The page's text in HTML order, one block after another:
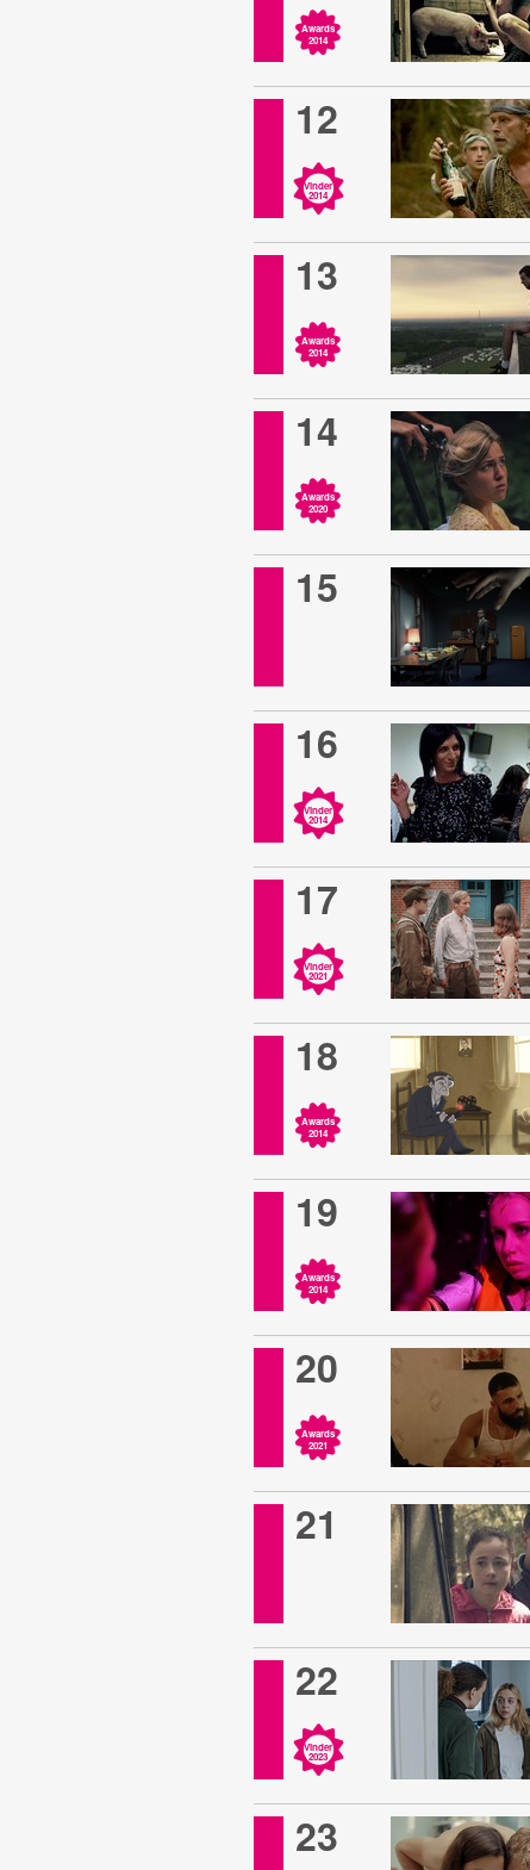
Awards
2014
12
Vinder
2014
13
Awards
2014
14
Awards
2020
15
16
Vinder
2014
17
Vinder
2021
18
Awards
2014
19
Awards
2014
20
Awards
2021
21
22
Vinder
2023
23